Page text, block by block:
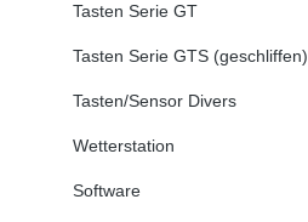
Tasten Serie GT
Tasten Serie GTS (geschliffen)
Tasten/Sensor Divers
Wetterstation
Software